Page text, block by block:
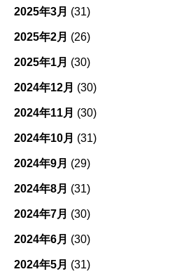
2025年3月 (31)
2025年2月 (26)
2025年1月 (30)
2024年12月 (30)
2024年11月 (30)
2024年10月 (31)
2024年9月 (29)
2024年8月 (31)
2024年7月 (30)
2024年6月 (30)
2024年5月 (31)